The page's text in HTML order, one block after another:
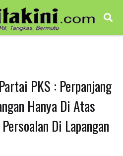
PKS : Perpanjang
Hanya Di Atas
Di Lapangan